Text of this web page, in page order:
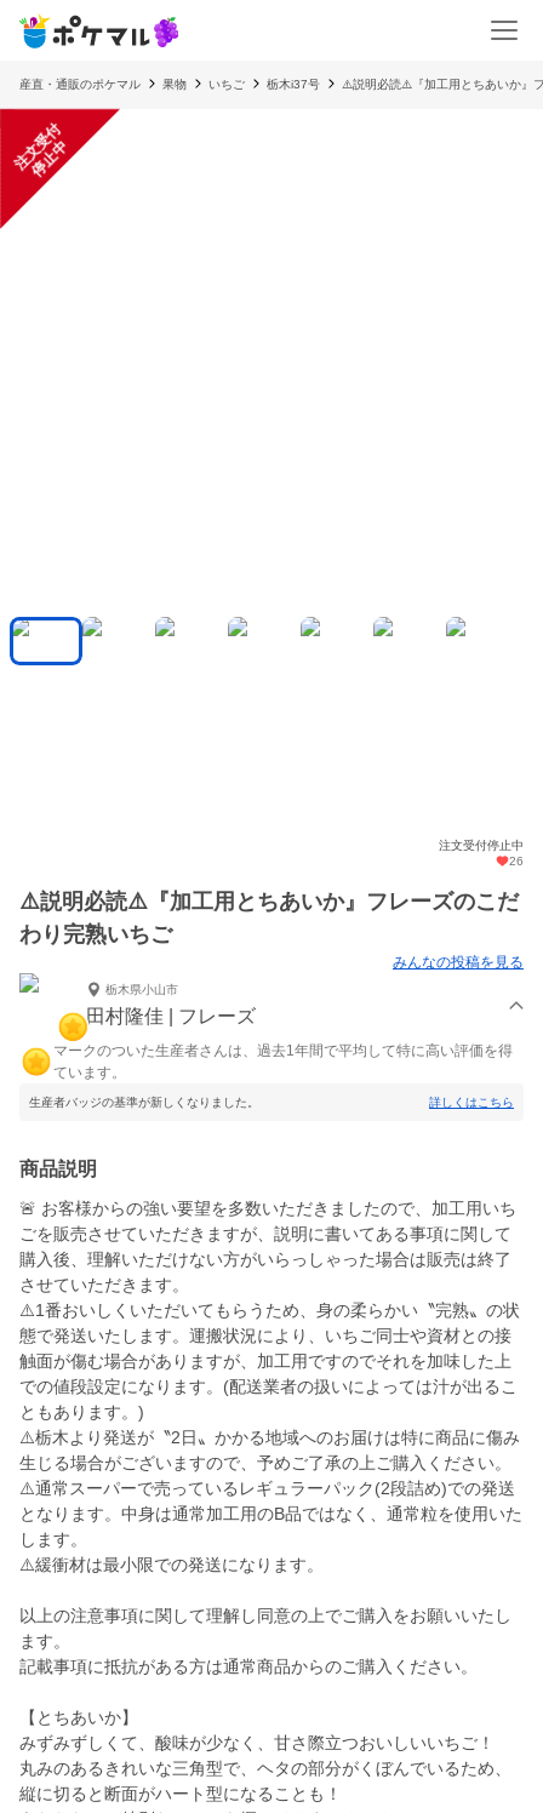
産直・通販のポケマル 果物 いちご 栃木i37号 ⚠️説明必読⚠️『加工用とちあいか』
注
文
受
付
停
止
中
注文受付停止中
26
⚠️説明必読⚠️『加工用とちあいか』フレーズのこだ
わり完熟いちご
みんなの投稿を見る
栃木県小山市
田村隆佳 | フレーズ
マークのついた生産者さんは、過去1年間で平均して特に高い評価を得
ています。
生産者バッジの基準が新しくなりました。 詳しくはこちら
商品説明
🚨 お客様からの強い要望を多数いただきましたので、加工用いち
ごを販売させていただきますが、説明に書いてある事項に関して
購入後、理解いただけない方がいらっしゃった場合は販売は終了
させていただきます。
⚠️1番おいしくいただいてもらうため、身の柔らかい〝完熟〟の状
態で発送いたします。運搬状況により、いちご同士や資材との接
触面が傷む場合がありますが、加工用ですのでそれを加味した上
での値段設定になります。(配送業者の扱いによっては汁が出るこ
ともあります。)
⚠️栃木より発送が〝2日〟かかる地域へのお届けは特に商品に傷み
生じる場合がございますので、予めご了承の上ご購入ください。
⚠️通常スーパーで売っているレギュラーパック(2段詰め)での発送
となります。中身は通常加工用のB品ではなく、通常粒を使用いた
します。
⚠️緩衝材は最小限での発送になります。
以上の注意事項に関して理解し同意の上でご購入をお願いいたし
ます。
記載事項に抵抗がある方は通常商品からのご購入ください。
【とちあいか】
みずみずしくて、酸味が少なく、甘さ際立つおいしいいちご！
丸みのあるきれいな三角型で、ヘタの部分がくぼんでいるため、
縦に切ると断面がハート型になることも！